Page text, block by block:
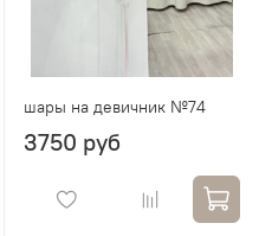
шары на девичник №74
3750 руб